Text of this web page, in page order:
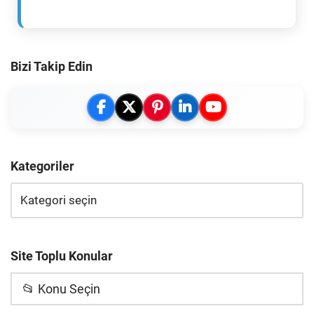
Bizi Takip Edin
Kategoriler
Site Toplu Konular
📂 Konu Seçin